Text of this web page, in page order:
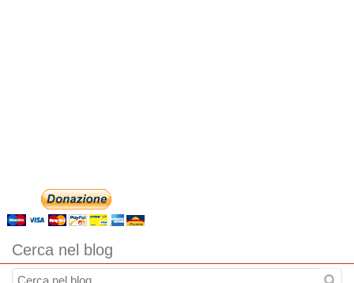
Cerca nel blog